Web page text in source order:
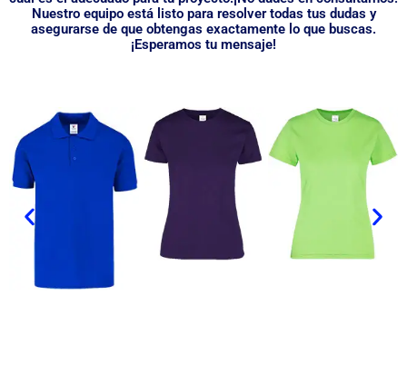
Nuestro equipo está listo para resolver todas tus dudas y
asegurarse de que obtengas exactamente lo que buscas.
¡Esperamos tu mensaje!